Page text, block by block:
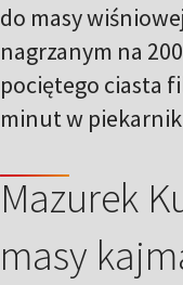
do masy
nagrzanym na
pociętego ciasta
minut w
Mazurek
masy